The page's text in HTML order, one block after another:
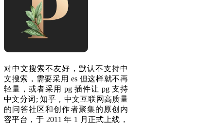
对中文搜索不友好，默认不支持中
文搜索，需要采用 es 但这样就不再
轻量，或者采用 pg 插件让 pg 支持
中文分词; 知乎，中文互联网高质量
的问答社区和创作者聚集的原创内
容平台，于 2011 年 1 月正式上线，